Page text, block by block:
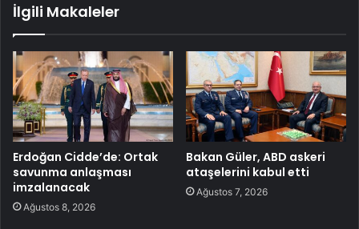
İlgili Makaleler
Erdoğan Cidde’de: Ortak
savunma anlaşması
imzalanacak
Ağustos 8, 2026
Bakan Güler, ABD askeri
ataşelerini kabul etti
Ağustos 7, 2026